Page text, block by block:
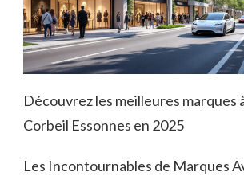
Découvrez les meilleures marques
Corbeil Essonnes en 2025
Les Incontournables de Marques